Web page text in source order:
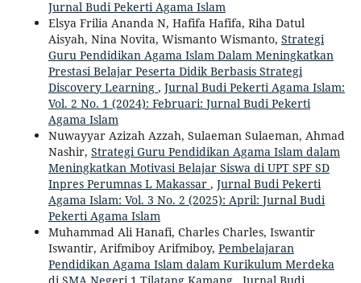
Jurnal Budi Pekerti Agama Islam
Elsya Frilia Ananda N, Hafifa Hafifa, Riha Datul
Aisyah, Nina Novita, Wismanto Wismanto, Strategi
Guru Pendidikan Agama Islam Dalam Meningkatkan
Prestasi Belajar Peserta Didik Berbasis Strategi
Discovery Learning , Jurnal Budi Pekerti Agama Islam:
Vol. 2 No. 1 (2024): Februari: Jurnal Budi Pekerti
Agama Islam
Nuwayyar Azizah Azzah, Sulaeman Sulaeman, Ahmad
Nashir, Strategi Guru Pendidikan Agama Islam dalam
Meningkatkan Motivasi Belajar Siswa di UPT SPF SD
Inpres Perumnas L Makassar , Jurnal Budi Pekerti
Agama Islam: Vol. 3 No. 2 (2025): April: Jurnal Budi
Pekerti Agama Islam
Muhammad Ali Hanafi, Charles Charles, Iswantir
Iswantir, Arifmiboy Arifmiboy, Pembelajaran
Pendidikan Agama Islam dalam Kurikulum Merdeka